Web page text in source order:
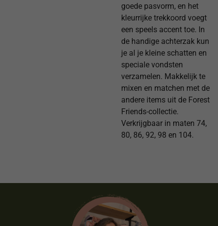
goede pasvorm, en het
kleurrijke trekkoord voegt
een speels accent toe. In
de handige achterzak kun
je al je kleine schatten en
speciale vondsten
verzamelen. Makkelijk te
mixen en matchen met de
andere items uit de Forest
Friends-collectie.
Verkrijgbaar in maten 74,
80, 86, 92, 98 en 104.